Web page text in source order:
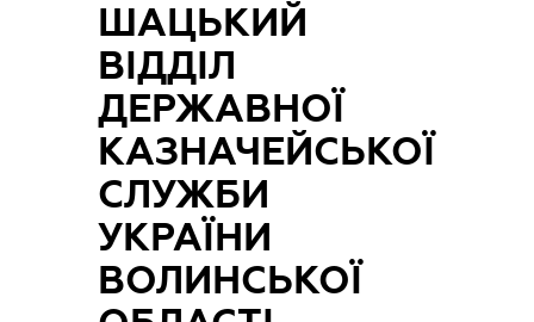
ШАЦЬКИЙ
ВІДДІЛ
ДЕРЖАВНОЇ
КАЗНАЧЕЙСЬКОЇ
СЛУЖБИ
УКРАЇНИ
ВОЛИНСЬКОЇ